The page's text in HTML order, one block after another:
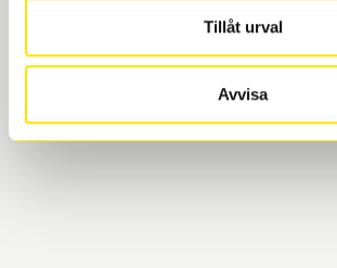
Tillåt urval
Avvisa
Göteborg. Välj mellan Hisingen
Mölndal. I beställningen anger du
vi till att de uppfyller alla krav för en